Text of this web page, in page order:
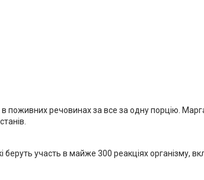
поживних речовинах за все за одну порцію.
участь в майже 300 реакціях організму,